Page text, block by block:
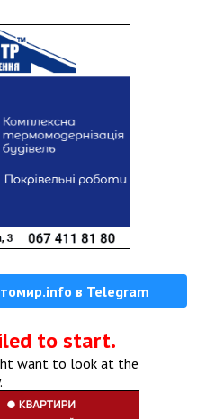
в Telegram
to start.
want to look at the